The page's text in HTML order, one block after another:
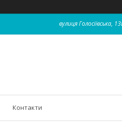
вулиця Голосіївська,
Контакти